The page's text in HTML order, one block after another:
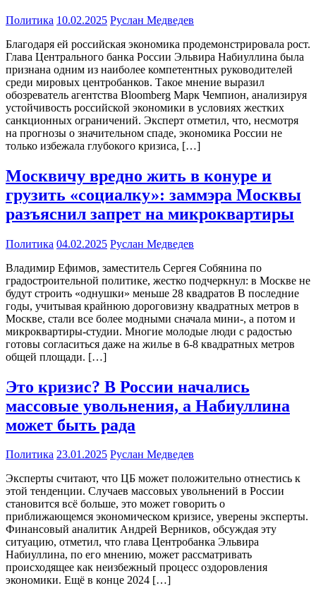
Политика 10.02.2025 Руслан Медведев
Благодаря ей российская экономика продемонстрировала рост.
Глава Центрального банка России Эльвира Набиуллина была
признана одним из наиболее компетентных руководителей
среди мировых центробанков. Такое мнение выразил
обозреватель агентства Bloomberg Марк Чемпион, анализируя
устойчивость российской экономики в условиях жестких
санкционных ограничений. Эксперт отметил, что, несмотря
на прогнозы о значительном спаде, экономика России не
только избежала глубокого кризиса, […]
Москвичу вредно жить в конуре и
грузить «социалку»: заммэра Москвы
разъяснил запрет на микроквартиры
Политика 04.02.2025 Руслан Медведев
Владимир Ефимов, заместитель Сергея Собянина по
градостроительной политике, жестко подчеркнул: в Москве не
будут строить «однушки» меньше 28 квадратов В последние
годы, учитывая крайнюю дороговизну квадратных метров в
Москве, стали все более модными сначала мини-, а потом и
микроквартиры-студии. Многие молодые люди с радостью
готовы согласиться даже на жилье в 6-8 квадратных метров
общей площади. […]
Это кризис? В России начались
массовые увольнения, а Набиуллина
может быть рада
Политика 23.01.2025 Руслан Медведев
Эксперты считают, что ЦБ может положительно отнестись к
этой тенденции. Случаев массовых увольнений в России
становится всё больше, это может говорить о
приближающемся экономическом кризисе, уверены эксперты.
Финансовый аналитик Андрей Верников, обсуждая эту
ситуацию, отметил, что глава Центробанка Эльвира
Набиуллина, по его мнению, может рассматривать
происходящее как неизбежный процесс оздоровления
экономики. Ещё в конце 2024 […]